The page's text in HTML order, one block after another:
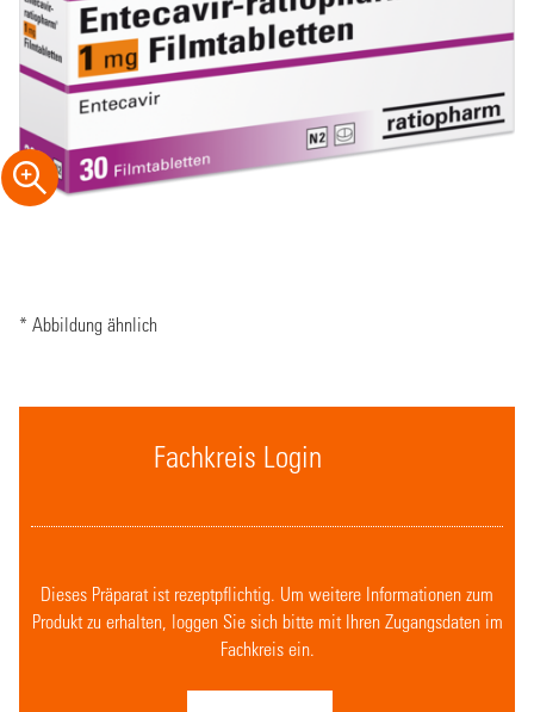
* Abbildung ähnlich
Fachkreis Login
Dieses Präparat ist rezeptpflichtig. Um weitere Informationen zum
Produkt zu erhalten, loggen Sie sich bitte mit Ihren Zugangsdaten im
Fachkreis ein.